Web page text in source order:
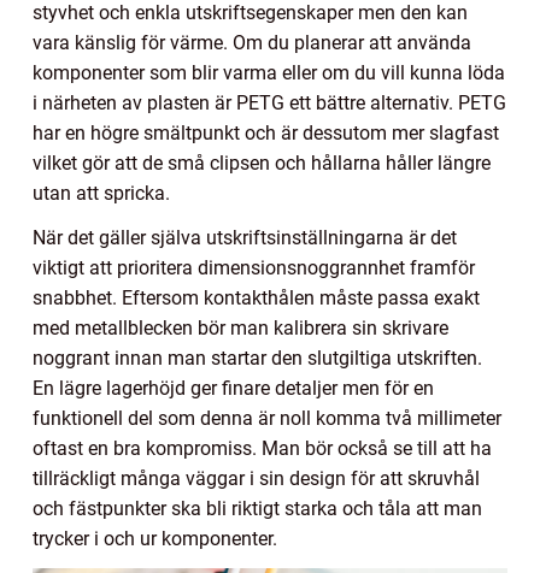
styvhet och enkla utskriftsegenskaper men den kan
vara känslig för värme. Om du planerar att använda
komponenter som blir varma eller om du vill kunna löda
i närheten av plasten är PETG ett bättre alternativ. PETG
har en högre smältpunkt och är dessutom mer slagfast
vilket gör att de små clipsen och hållarna håller längre
utan att spricka.
När det gäller själva utskriftsinställningarna är det
viktigt att prioritera dimensionsnoggrannhet framför
snabbhet. Eftersom kontakthålen måste passa exakt
med metallblecken bör man kalibrera sin skrivare
noggrant innan man startar den slutgiltiga utskriften.
En lägre lagerhöjd ger finare detaljer men för en
funktionell del som denna är noll komma två millimeter
oftast en bra kompromiss. Man bör också se till att ha
tillräckligt många väggar i sin design för att skruvhål
och fästpunkter ska bli riktigt starka och tåla att man
trycker i och ur komponenter.